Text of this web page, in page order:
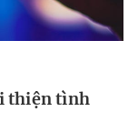
thiện tình